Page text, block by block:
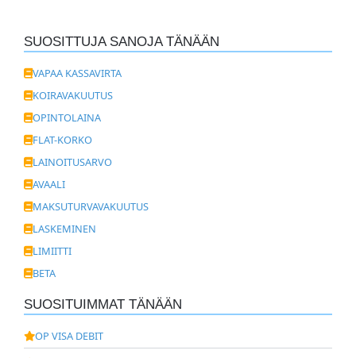
SUOSITTUJA SANOJA TÄNÄÄN
VAPAA KASSAVIRTA
KOIRAVAKUUTUS
OPINTOLAINA
FLAT-KORKO
LAINOITUSARVO
AVAALI
MAKSUTURVAVAKUUTUS
LASKEMINEN
LIMIITTI
BETA
SUOSITUIMMAT TÄNÄÄN
OP VISA DEBIT